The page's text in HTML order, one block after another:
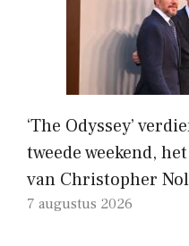
‘The Odyssey’
tweede weekend,
van Christopher
7 augustus 2026